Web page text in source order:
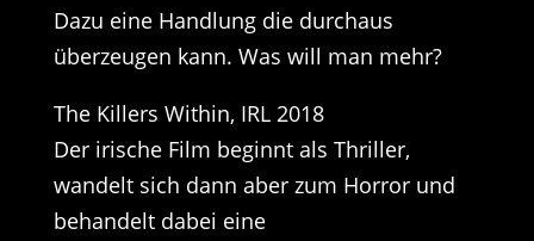
Dazu eine Handlung die durchaus
überzeugen kann. Was will man mehr?
The Killers Within, IRL 2018
Der irische Film beginnt als Thriller,
wandelt sich dann aber zum Horror und
behandelt dabei eine